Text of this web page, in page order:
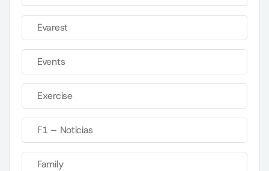
Evarest
Events
Exercise
F1 – Noticias
Family